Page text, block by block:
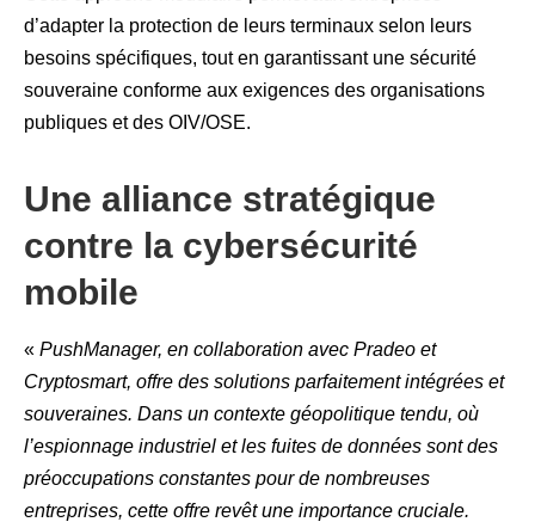
d’adapter la protection de leurs terminaux selon leurs
besoins spécifiques, tout en garantissant une sécurité
souveraine conforme aux exigences des organisations
publiques et des OIV/OSE.
Une alliance stratégique
contre la cybersécurité
mobile
« PushManager, en collaboration avec Pradeo et
Cryptosmart, offre des solutions parfaitement intégrées et
souveraines. Dans un contexte géopolitique tendu, où
l’espionnage industriel et les fuites de données sont des
préoccupations constantes pour de nombreuses
entreprises, cette offre revêt une importance cruciale.